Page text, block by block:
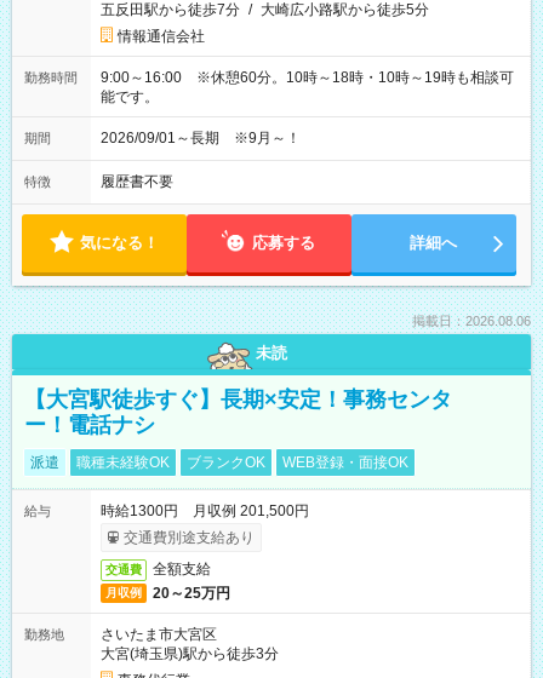
五反田駅から徒歩7分 / 大崎広小路駅から徒歩5分
情報通信会社
勤務時間
9:00～16:00 ※休憩60分。10時～18時・10時～19時も相談可
能です。
期間 2026/09/01～長期 ※9月～！
特徴 履歴書不要
気になる！ 応募する 詳細へ
掲載日：2026.08.06
未読
【大宮駅徒歩すぐ】長期×安定！事務センタ
ー！電話ナシ
派遣 職種未経験OK ブランクOK WEB登録・面接OK
給与
時給1300円 月収例 201,500円
交通費別途支給あり
交通費 全額支給
月収例 20～25万円
勤務地
さいたま市大宮区
大宮(埼玉県)駅から徒歩3分